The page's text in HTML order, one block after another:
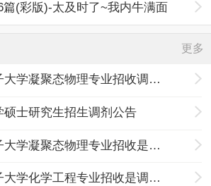
(彩版)-太及时了~我内牛满面
更多
2021年考研石河子大学凝聚态物理专业招收调剂研究生的通知
硕士研究生招生调剂公告
2021年考研石河子大学凝聚态物理专业招收是调剂研究生的通知
2021年考研石河子大学化学工程专业招收是调剂研究生的通知